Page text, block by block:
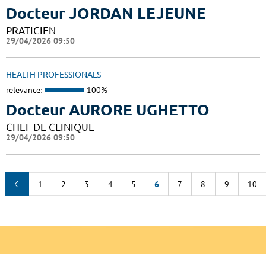
Docteur JORDAN LEJEUNE
PRATICIEN
29/04/2026 09:50
HEALTH PROFESSIONALS
relevance: 100%
Docteur AURORE UGHETTO
CHEF DE CLINIQUE
29/04/2026 09:50
1 2 3 4 5 6 7 8 9 10